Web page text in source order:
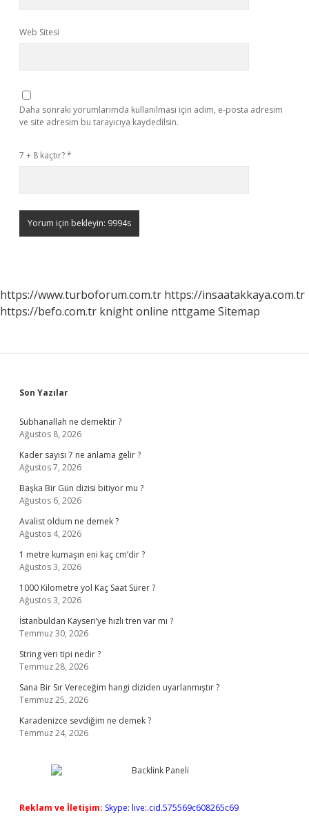
Web Sitesi
Daha sonraki yorumlarımda kullanılması için adım, e-posta adresim
ve site adresim bu tarayıcıya kaydedilsin.
7 + 8 kaçtır?*
https://www.turboforum.com.tr https://insaatakkaya.com.tr
https://befo.com.tr knight online nttgame Sitemap
Sidebar
Son Yazılar
Subhanallah ne demektir ?
Ağustos 8, 2026
Kader sayısı 7 ne anlama gelir ?
Ağustos 7, 2026
Başka Bir Gün dizisi bitiyor mu ?
Ağustos 6, 2026
Avalist oldum ne demek ?
Ağustos 4, 2026
1 metre kumaşın eni kaç cm’dir ?
Ağustos 3, 2026
1000 Kilometre yol Kaç Saat Sürer ?
Ağustos 3, 2026
İstanbuldan Kayseri’ye hızlı tren var mı ?
Temmuz 30, 2026
String veri tipi nedir ?
Temmuz 28, 2026
Sana Bir Sır Vereceğim hangi diziden uyarlanmıştır ?
Temmuz 25, 2026
Karadenizce sevdiğim ne demek ?
Temmuz 24, 2026
Reklam ve İletişim: Skype: live:.cid.575569c608265c69